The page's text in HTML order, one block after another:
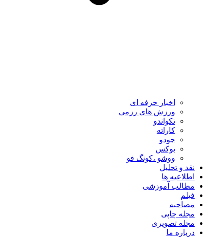
اخبار حرفه ای
ورزش های رزمی
تکواندو
کاراته
جودو
بوکس
ووشو ،کونگ فو
نقد و تحلیل
اطلاعیه ها
مطالب آموزشی
فیلم
مصاحبه
مجله چاپی
مجله تصویری
درباره ما